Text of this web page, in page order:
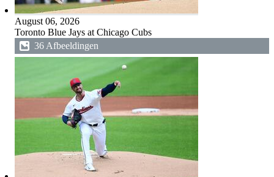
August 06, 2026
Toronto Blue Jays at Chicago Cubs
36 Afbeeldingen